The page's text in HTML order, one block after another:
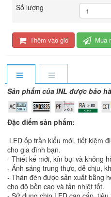
Số lượng
Thêm vào giỏ Mua
Sản phẩm của INL được bảo
Đặc điểm sản phẩm:
LED ốp trần kiểu mới, tiết kiệm
cho gia đình bạn.
- Thiết kế mới, kín bụi và không
- Ánh sáng trung thực, dễ chịu,
- Thân đèn được sản xuất bằng
cho độ bền cao và tản nhiệt tốt.